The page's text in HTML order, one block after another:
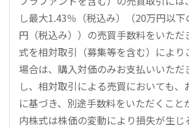
し最大1.43％（税込み）（20万円以
円（税込み））の売買手数料をいただ
式を相対取引（募集等を含む）により
場合は、購入対価のみお支払いいただ
し、相対取引による売買においても、
に基づき、別途手数料をいただくこと
内株式は株価の変動により損失が生じ